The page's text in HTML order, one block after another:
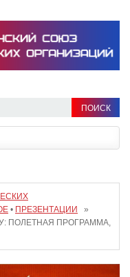
ПРЕЗЕНТАЦИИ»
ПРОГРАММА,